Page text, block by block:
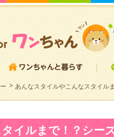
あんなスタイルやこんなスタイル
イルまで！？シー